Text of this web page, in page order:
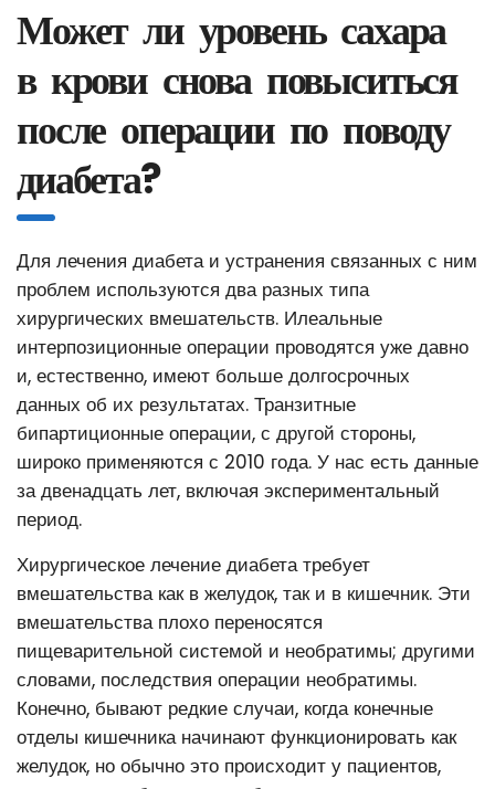
Может ли уровень сахара
в крови снова повыситься
после операции по поводу
диабета?
Для лечения диабета и устранения связанных с ним
проблем используются два разных типа
хирургических вмешательств. Илеальные
интерпозиционные операции проводятся уже давно
и, естественно, имеют больше долгосрочных
данных об их результатах. Транзитные
бипартиционные операции, с другой стороны,
широко применяются с 2010 года. У нас есть данные
за двенадцать лет, включая экспериментальный
период.
Хирургическое лечение диабета требует
вмешательства как в желудок, так и в кишечник. Эти
вмешательства плохо переносятся
пищеварительной системой и необратимы; другими
словами, последствия операции необратимы.
Конечно, бывают редкие случаи, когда конечные
отделы кишечника начинают функционировать как
желудок, но обычно это происходит у пациентов,